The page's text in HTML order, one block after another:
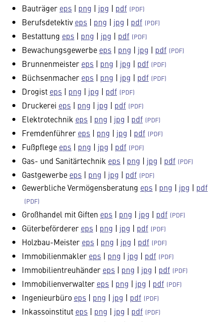
Bauträger eps | png | jpg | pdf
Berufsdetektiv eps | png | jpg | pdf
Bestattung eps | png | jpg | pdf
Bewachungsgewerbe eps | png | jpg | pdf
Brunnenmeister eps | png | jpg | pdf
Büchsenmacher eps | png | jpg | pdf
Drogist eps | png | jpg | pdf
Druckerei eps | png | jpg | pdf
Elektrotechnik eps | png | jpg | pdf
Fremdenführer eps | png | jpg | pdf
Fußpflege eps | png | jpg | pdf
Gas- und Sanitärtechnik eps | png | jpg | pdf
Gastgewerbe eps | png | jpg | pdf
Gewerbliche Vermögensberatung eps | png | jpg | pdf
Großhandel mit Giften eps | png | jpg | pdf
Güterbeförderer eps | png | jpg | pdf
Holzbau-Meister eps | png | jpg | pdf
Immobilienmakler eps | png | jpg | pdf
Immobilientreuhänder eps | png | jpg | pdf
Immobilienverwalter eps | png | jpg | pdf
Ingenieurbüro eps | png | jpg | pdf
Inkassoinstitut eps | png | jpg | pdf